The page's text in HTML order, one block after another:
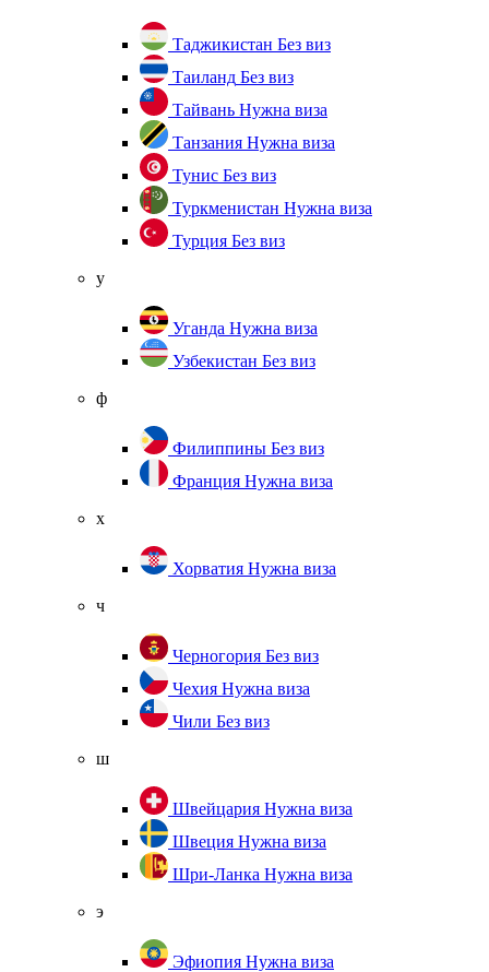
Таджикистан Без виз
Таиланд Без виз
Тайвань Нужна виза
Танзания Нужна виза
Тунис Без виз
Туркменистан Нужна виза
Турция Без виз
у
Уганда Нужна виза
Узбекистан Без виз
ф
Филиппины Без виз
Франция Нужна виза
х
Хорватия Нужна виза
ч
Черногория Без виз
Чехия Нужна виза
Чили Без виз
ш
Швейцария Нужна виза
Швеция Нужна виза
Шри-Ланка Нужна виза
э
Эфиопия Нужна виза